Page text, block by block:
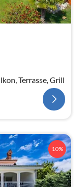
Terrasse, Grill
10%